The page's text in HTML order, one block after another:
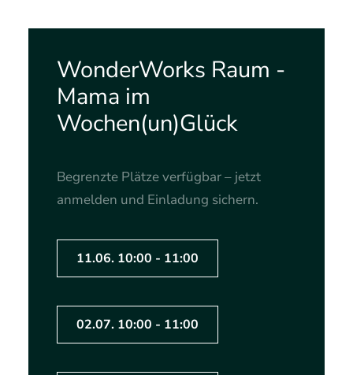
WonderWorks Raum -
Mama im
Wochen(un)Glück
Begrenzte Plätze verfügbar – jetzt
anmelden und Einladung sichern.
11.06. 10:00 - 11:00
02.07. 10:00 - 11:00